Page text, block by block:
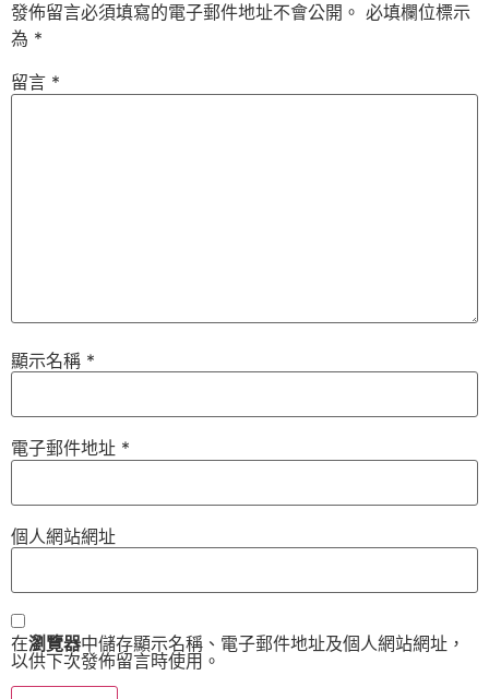
發佈留言必須填寫的電子郵件地址不會公開。 必填欄位標示
為 *
留言 *
顯示名稱 *
電子郵件地址 *
個人網站網址
在瀏覽器中儲存顯示名稱、電子郵件地址及個人網站網址，
以供下次發佈留言時使用。